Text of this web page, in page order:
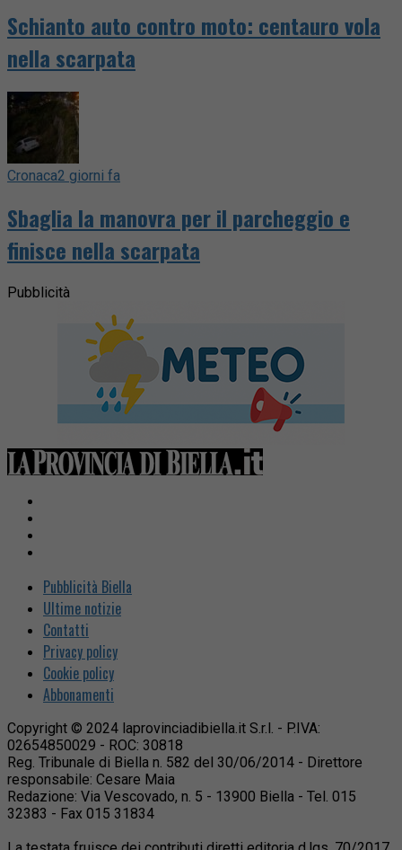
Schianto auto contro moto: centauro vola
nella scarpata
Cronaca2 giorni fa
Sbaglia la manovra per il parcheggio e
finisce nella scarpata
Pubblicità
Pubblicità Biella
Ultime notizie
Contatti
Privacy policy
Cookie policy
Abbonamenti
Copyright © 2024 laprovinciadibiella.it S.r.l. - P.IVA:
02654850029 - ROC: 30818
Reg. Tribunale di Biella n. 582 del 30/06/2014 - Direttore
responsabile: Cesare Maia
Redazione: Via Vescovado, n. 5 - 13900 Biella - Tel. 015
32383 - Fax 015 31834